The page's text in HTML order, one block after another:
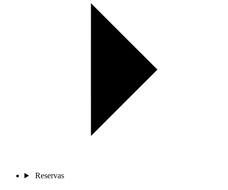
Reservas